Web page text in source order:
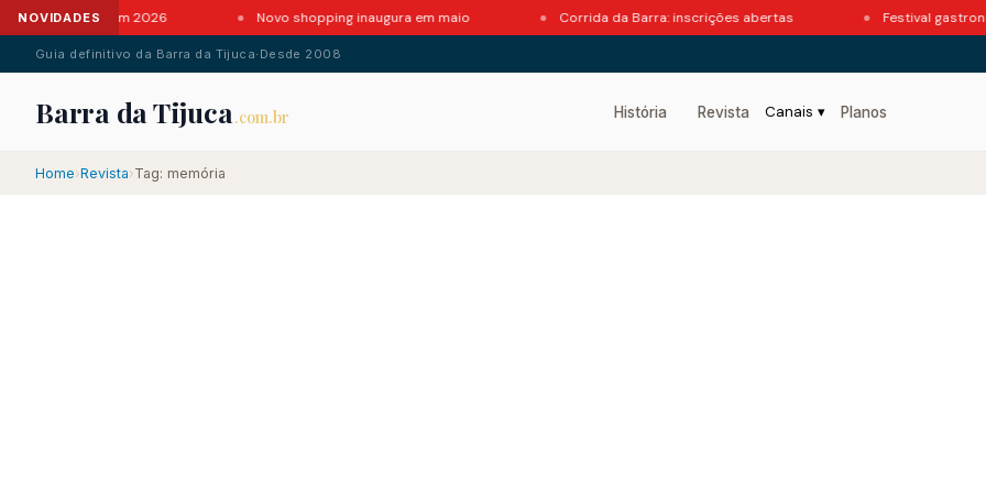
NOVIDADES
da Barra em 2026 Novo shopping inaugura em maio Corrida da Barra: inscrições abertas Festival
Guia definitivo da Barra da Tijuca· Desde 2008
Barra da Tijuca .com.br História Revista Canais ▾ Planos
Home›Revista›Tag: memória